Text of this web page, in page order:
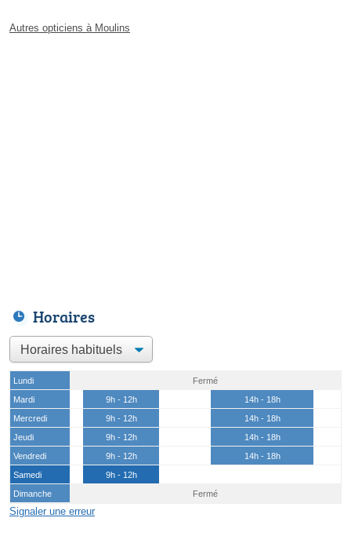
Autres opticiens à Moulins
Horaires
Lundi
Fermé
Mardi
9h - 12h
14h - 18h
Mercredi
9h - 12h
14h - 18h
Jeudi
9h - 12h
14h - 18h
Vendredi
9h - 12h
14h - 18h
Samedi
9h - 12h
Dimanche
Fermé
Signaler une erreur